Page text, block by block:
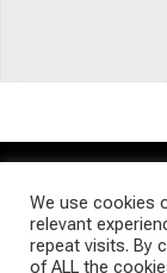
TERMS AND
©
We use cookies
relevant
repeat visits. By
of ALL the